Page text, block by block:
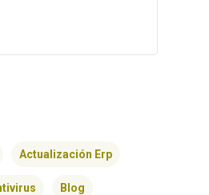
Actualización Erp
Blog